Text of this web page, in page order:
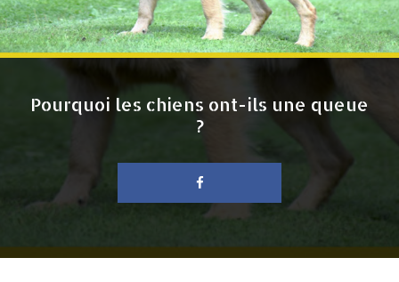
Pourquoi les chiens ont-ils une queue
?